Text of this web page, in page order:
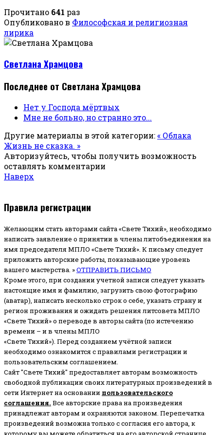
Прочитано 641 раз
Опубликовано в Философская и религиозная
лирика
Светлана Храмцова
Последнее от Светлана Храмцова
Нет у Господа мёртвых
Мне не больно, но странно это...
Другие материалы в этой категории:« Облака
Жизнь не сказка. »
Авторизуйтесь, чтобы получить возможность
оставлять комментарии
Наверх
Правила регистрации
Желающим стать авторами сайта «Свете Тихий», необходимо
написать заявление о принятии в члены литобъединения на
имя председателя МПЛО «Свете Тихий». К письму следует
приложить авторские работы, показывающие уровень
вашего мастерства. »ОТПРАВИТЬ ПИСЬМО
Кроме этого, при создании учетной записи следует указать
настоящие имя и фамилию, загрузить свою фотографию
(аватар), написать несколько строк о себе, указать страну и
регион проживания и ожидать решения литсовета МПЛО
«Свете Тихий» о переводе в авторы сайта (по истечению
времени – и в члены МПЛО
«Свете Тихий»). Перед созданием учётной записи
необходимо ознакомится с правилами регистрации и
пользовательским соглашением.
Сайт "Свете Тихий" предоставляет авторам возможность
свободной публикации своих литературных произведений в
сети Интернет на основании пользовательского
соглашения. Все авторские права на произведения
принадлежат авторам и охраняются законом. Перепечатка
произведений возможна только с согласия его автора, к